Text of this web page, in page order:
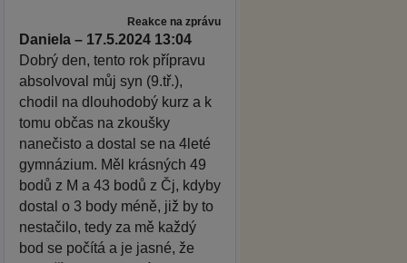
Reakce na zprávu
Daniela – 17.5.2024 13:04
Dobrý den, tento rok přípravu
absolvoval můj syn (9.tř.),
chodil na dlouhodobý kurz a k
tomu občas na zkoušky
nanečisto a dostal se na 4leté
gymnázium. Měl krásných 49
bodů z M a 43 bodů z Čj, kdyby
dostal o 3 body méně, již by to
nestačilo, tedy za mě každý
bod se počítá a je jasné, že